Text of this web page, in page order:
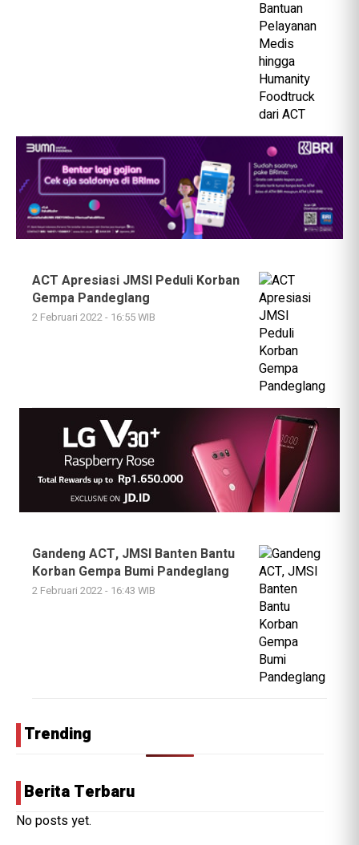
ACT Apresiasi JMSI Peduli Korban
Gempa Pandeglang
2 Februari 2022 - 16:55 WIB
Gandeng ACT, JMSI Banten Bantu
Korban Gempa Bumi Pandeglang
2 Februari 2022 - 16:43 WIB
Trending
Berita Terbaru
No posts yet.